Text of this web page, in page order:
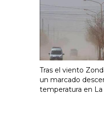
Tras el viento
un marcado
temperatura en La